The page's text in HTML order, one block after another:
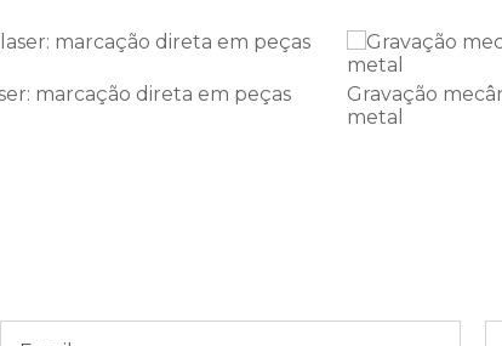
Gravação mecânica: Gravotech - máuina de